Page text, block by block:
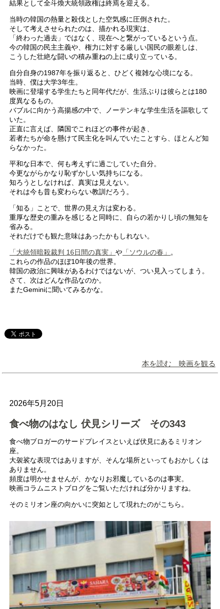
結果として全斗煥大統領政権は終焉を迎える。
当時の韓国の熱量と殺伐とした空気感に圧倒された。
そして考えさせられたのは、描かれる現実は、
「終わった過去」ではなく、現在へと繋がっているという点。
今の韓国の民主主義や、権力に対する厳しい国民の眼差しは、
こうした壮絶な闘いの積み重ねの上に成り立っている。
自分自身の1987年を振り返ると、ひどく複雑な心境になる。
当時、僕は大学3年生。
映画に登場する学生たちと同年代だが、生活ぶりは彼らとは180
度異なるもの。
バブルに向かう高揚感の中で、ノーテンキな学生生活を謳歌して
いた。
正直に言えば、隣国でこれほどの事件が起き、
若者たちが命を懸けて民主化を叫んでいたことすら、ほとんど知
らなかった。
平和な日本で、何も考えずに過ごしていた自分。
今更ながらかなり恥ずかしい気持ちになる。
知ろうとしなければ、真実は見えない。
それは今も昔も変わらない教訓だろう。
「知る」ことで、世界の見え方は変わる。
重厚な歴史の重みを感じると同時に、自らの若かりし頃の無知を
省みる。
それだけでも観た意味はあったかもしれない。
「大統領暗殺裁判 16日間の真実」や 「ソウルの春」 。
これらの作品のほぼ10年後の世界。
韓国の政治に興味があるわけではないが、つい見入ってしまう。
さて、次はどんな作品なのか。
またGeminiに聞いてみるかな。
本を読む 映画を観る
2026年5月20日
食べ物のはなし 伏見シリーズ その343
食べ物ブロガーのサードプレイスといえば伏見にあるミリオン
座。
大袈裟な表現ではありますが、そんな場所といってもおかしくは
ありません。
頻度は明かせませんが、かなりお邪魔しているのは事実。
映画コラムニストブログをご覧いただければ分かりますね。
そのミリオン座の向かいに突如として現れたのがこちら。